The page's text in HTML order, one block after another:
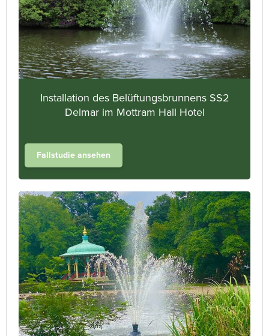
Installation des Belüftungsbrunnens SS2
Delmar im Mottram Hall Hotel
Fallstudie ansehen